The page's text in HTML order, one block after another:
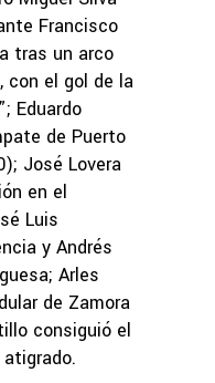
Francisco
tras un arco
con el gol de la
Eduardo
de Puerto
José Lovera
en el
Luis
y Andrés
Arles
de Zamora
consiguió el